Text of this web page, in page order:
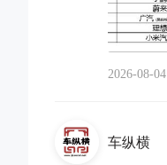
2026-08-04
车纵横